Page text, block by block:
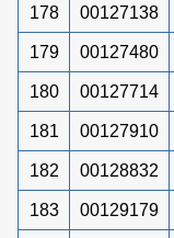
178 00127138
179 00127480
180 00127714
181 00127910
182 00128832
183 00129179